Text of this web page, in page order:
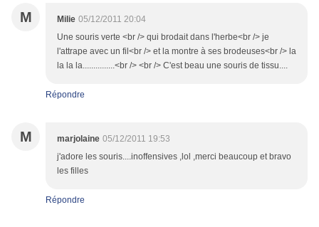
M Milie 05/12/2011 20:04
Une souris verte <br /> qui brodait dans l'herbe<br /> je
l'attrape avec un fil<br /> et la montre à ses brodeuses<br /> la
la la la...............<br /> <br /> C'est beau une souris de tissu....
Répondre
M marjolaine 05/12/2011 19:53
j'adore les souris....inoffensives ,lol ,merci beaucoup et bravo
les filles
Répondre